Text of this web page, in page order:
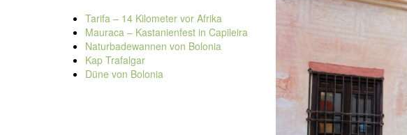
Tarifa – 14 Kilometer vor Afrika
Mauraca – Kastanienfest in Capileira
Naturbadewannen von Bolonia
Kap Trafalgar
Düne von Bolonia